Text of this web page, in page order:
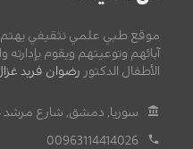
موقع طبي علمي تثقيفي يهتم
آبائهم وتوعيتهم ويقوم
الأطفال الدكتور رضوان فريد
سوريا, دمشق, شارع مرشد
00963114414026